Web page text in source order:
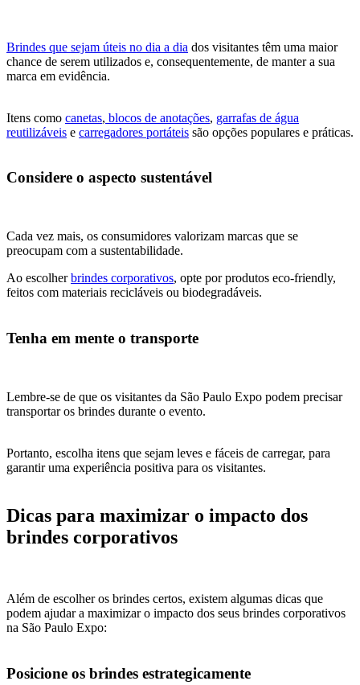
Brindes que sejam úteis no dia a dia dos visitantes têm uma maior
chance de serem utilizados e, consequentemente, de manter a sua
marca em evidência.
Itens como canetas, blocos de anotações, garrafas de água
reutilizáveis e carregadores portáteis são opções populares e práticas.
Considere o aspecto sustentável
Cada vez mais, os consumidores valorizam marcas que se
preocupam com a sustentabilidade.
Ao escolherbrindes corporativos, opte por produtos eco-friendly,
feitos com materiais recicláveis ou biodegradáveis.
Tenha em mente o transporte
Lembre-se de que os visitantes da São Paulo Expo podem precisar
transportar os brindes durante o evento.
Portanto, escolha itens que sejam leves e fáceis de carregar, para
garantir uma experiência positiva para os visitantes.
Dicas para maximizar o impacto dos
brindes corporativos
Além de escolher os brindes certos, existem algumas dicas que
podem ajudar a maximizar o impacto dos seus brindes corporativos
na São Paulo Expo:
Posicione os brindes estrategicamente